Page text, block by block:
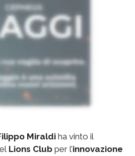
Miraldi ha vinto il
Lions Club per l’innovazione